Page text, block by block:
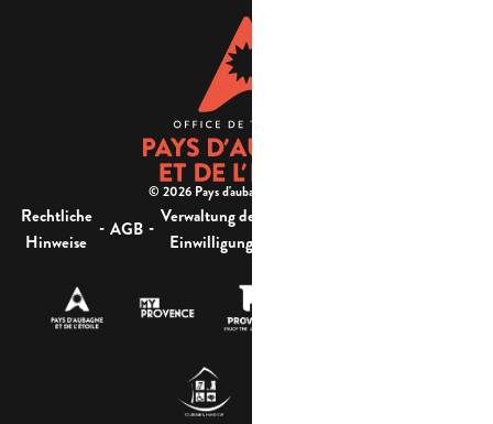
© 2026 Pays d'aubagne et de l'étoile -
Rechtliche
Hinweise
- AGB - Verwaltung der
Einwilligung